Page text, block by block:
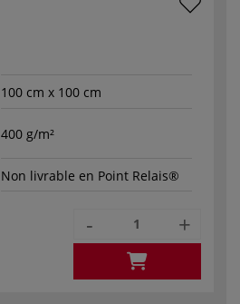
100 cm x 100 cm
400 g/m²
Non livrable en Point Relais®
- +